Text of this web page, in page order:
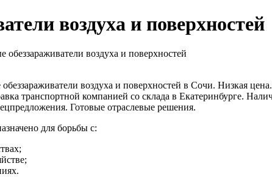
воздуха и поверхностей
обеззараживатели воздуха и поверхностей
воздуха и поверхностей в Сочи. Низкая
транспортной компанией со склада в Екатеринбурге.
Готовые отраслевые решения.
для борьбы с: